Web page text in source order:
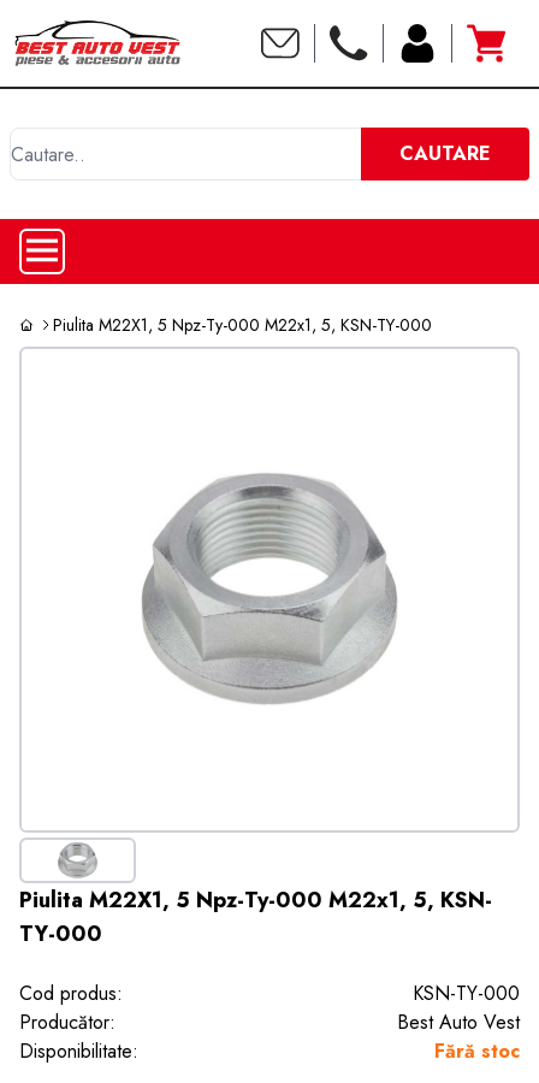
CAUTARE
Piulita M22X1, 5 Npz-Ty-000 M22x1, 5, KSN-TY-000
Piulita M22X1, 5 Npz-Ty-000 M22x1, 5, KSN-
TY-000
Cod produs:
KSN-TY-000
Producător:
Best Auto Vest
Disponibilitate:
Fără stoc